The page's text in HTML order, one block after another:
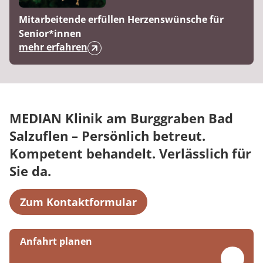
Mitarbeitende erfüllen Herzenswünsche für
Senior*innen
mehr erfahren
MEDIAN Klinik am Burggraben Bad
Salzuflen – Persönlich betreut.
Kompetent behandelt. Verlässlich für
Sie da.
Zum Kontaktformular
Anfahrt planen